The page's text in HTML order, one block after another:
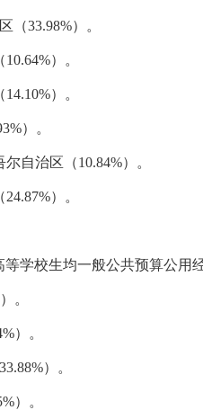
33.98%）。
）。
）。
）。
自治区（10.84%）。
）。
校生均一般公共预算公用
。
）。
）。
）。